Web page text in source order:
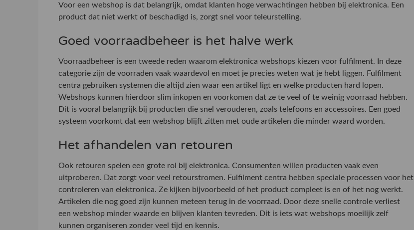
Voor een webshop is dat belangrijk, omdat klanten hoge verwachtingen hebben bij elektronica. Een
product dat niet werkt of beschadigd is, zorgt snel voor teleurstelling.
Goed voorraadbeheer is het halve werk
Voorraadbeheer is een tweede reden waarom elektronica webshops kiezen voor fulfilment. In deze
categorie zijn de voorraden vaak waardevol en moet je precies weten wat je hebt liggen. Fulfilment
centra gebruiken systemen die altijd zien waar een artikel ligt en welke producten hard lopen.
Webshops kunnen hierdoor slim inkopen en voorkomen dat ze te veel of te weinig voorraad hebben.
Dit is vooral belangrijk bij producten die snel verouderen, zoals telefoons en accessoires. Een goed
systeem voorkomt dat een webshop blijft zitten met oude artikelen die minder waard worden.
Het afhandelen van retouren
Ook retouren spelen een grote rol bij elektronica. Consumenten willen producten vaak even
uitproberen. Dat zorgt voor veel retourstromen. Fulfilment centra hebben speciale processen voor het
controleren van elektronica. Ze kijken bijvoorbeeld of het product compleet is en of het nog werkt.
Artikelen die nog goed zijn kunnen meteen terug in de voorraad. Door deze snelle controle verliest
een webshop minder waarde en blijven klanten tevreden. Dit is iets wat webshops moeilijk zelf
kunnen organiseren zonder veel tijd en kennis.